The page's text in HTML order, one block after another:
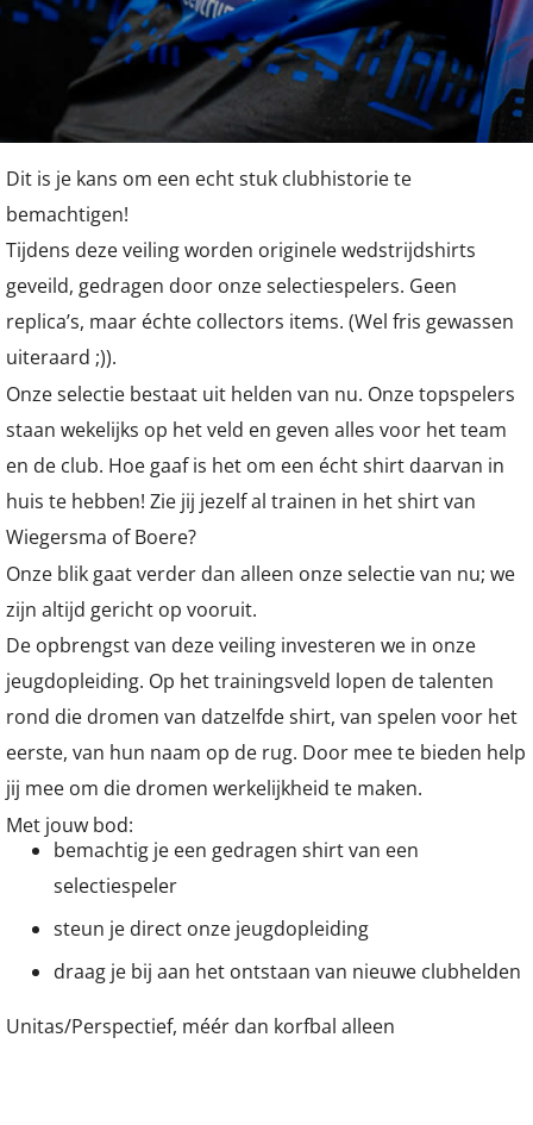
Dit is je kans om een echt stuk clubhistorie te
bemachtigen!
Tijdens deze veiling worden originele wedstrijdshirts
geveild, gedragen door onze selectiespelers. Geen
replica’s, maar échte collectors items. (Wel fris gewassen
uiteraard ;)).
Onze selectie bestaat uit helden van nu. Onze topspelers
staan wekelijks op het veld en geven alles voor het team
en de club. Hoe gaaf is het om een écht shirt daarvan in
huis te hebben! Zie jij jezelf al trainen in het shirt van
Wiegersma of Boere?
Onze blik gaat verder dan alleen onze selectie van nu; we
zijn altijd gericht op vooruit.
De opbrengst van deze veiling investeren we in onze
jeugdopleiding. Op het trainingsveld lopen de talenten
rond die dromen van datzelfde shirt, van spelen voor het
eerste, van hun naam op de rug. Door mee te bieden help
jij mee om die dromen werkelijkheid te maken.
Met jouw bod:
bemachtig je een gedragen shirt van een
selectiespeler
steun je direct onze jeugdopleiding
draag je bij aan het ontstaan van nieuwe clubhelden
Unitas/Perspectief, méér dan korfbal alleen